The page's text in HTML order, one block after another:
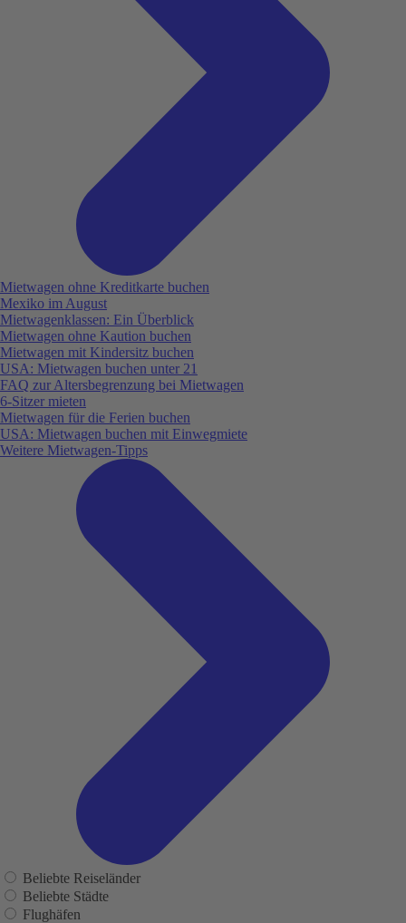
Mietwagen ohne Kreditkarte buchen
Mexiko im August
Mietwagenklassen: Ein Überblick
Mietwagen ohne Kaution buchen
Mietwagen mit Kindersitz buchen
USA: Mietwagen buchen unter 21
FAQ zur Altersbegrenzung bei Mietwagen
6-Sitzer mieten
Mietwagen für die Ferien buchen
USA: Mietwagen buchen mit Einwegmiete
Weitere Mietwagen-Tipps
Beliebte Reiseländer
Beliebte Städte
Flughäfen